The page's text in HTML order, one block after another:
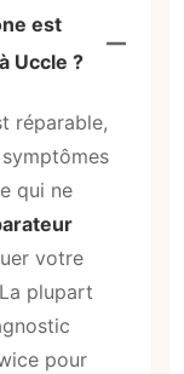
est
Uccle ?
réparable,
qui ne
votre
plupart
pour